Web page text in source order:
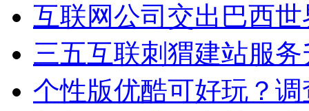
互联网公司交出巴西
三五互联刺猬建站服
个性版优酷可好玩？